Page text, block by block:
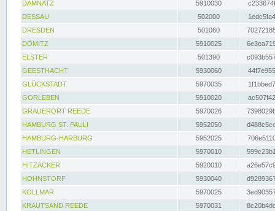
DAMNATZ
5910030
DESSAU
502000
DRESDEN
501060
DÖMITZ
5910025
ELSTER
501390
GEESTHACHT
5930060
GLÜCKSTADT
5970035
GORLEBEN
5910020
GRAUERORT REEDE
5970026
HAMBURG ST. PAULI
5952050
HAMBURG-HARBURG
5952025
HETLINGEN
5970010
HITZACKER
5920010
HOHNSTORF
5930040
KOLLMAR
5970025
KRAUTSAND REEDE
5970031